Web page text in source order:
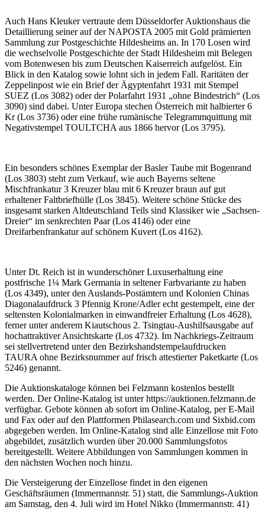
Auch Hans Kleuker vertraute dem Düsseldorfer Auktionshaus die
Detaillierung seiner auf der NAPOSTA 2005 mit Gold prämierten
Sammlung zur Postgeschichte Hildesheims an. In 170 Losen wird
die wechselvolle Postgeschichte der Stadt Hildesheim mit Belegen
vom Botenwesen bis zum Deutschen Kaiserreich aufgelöst. Ein
Blick in den Katalog sowie lohnt sich in jedem Fall. Raritäten der
Zeppelinpost wie ein Brief der Ägyptenfahrt 1931 mit Stempel
SUEZ (Los 3082) oder der Polarfahrt 1931 „ohne Bindestrich“ (Los
3090) sind dabei. Unter Europa stechen Österreich mit halbierter 6
Kr (Los 3736) oder eine frühe rumänische Telegrammquittung mit
Negativstempel TOULTCHA aus 1866 hervor (Los 3795).
Ein besonders schönes Exemplar der Basler Taube mit Bogenrand
(Los 3803) steht zum Verkauf, wie auch Bayerns seltene
Mischfrankatur 3 Kreuzer blau mit 6 Kreuzer braun auf gut
erhaltener Faltbriefhülle (Los 3845). Weitere schöne Stücke des
insgesamt starken Altdeutschland Teils sind Klassiker wie „Sachsen-
Dreier“ im senkrechten Paar (Los 4146) oder eine
Dreifarbenfrankatur auf schönem Kuvert (Los 4162).
Unter Dt. Reich ist in wunderschöner Luxuserhaltung eine
postfrische 1¼ Mark Germania in seltener Farbvariante zu haben
(Los 4349), unter den Auslands-Postämtern und Kolonien Chinas
Diagonalaufdruck 3 Pfennig Krone/Adler echt gestempelt, eine der
seltensten Kolonialmarken in einwandfreier Erhaltung (Los 4628),
ferner unter anderem Kiautschous 2. Tsingtau-Aushilfsausgabe auf
hochattraktiver Ansichtskarte (Los 4732). Im Nachkriegs-Zeitraum
sei stellvertretend unter den Bezirkshandstempelaufdrucken
TAURA ohne Bezirksnummer auf frisch attestierter Paketkarte (Los
5246) genannt.
Die Auktionskataloge können bei Felzmann kostenlos bestellt
werden. Der Online-Katalog ist unter https://auktionen.felzmann.de
verfügbar. Gebote können ab sofort im Online-Katalog, per E-Mail
und Fax oder auf den Plattformen Philasearch.com und Sixbid.com
abgegeben werden. Im Online-Katalog sind alle Einzellose mit Foto
abgebildet, zusätzlich wurden über 20.000 Sammlungsfotos
bereitgestellt. Weitere Abbildungen von Sammlungen kommen in
den nächsten Wochen noch hinzu.
Die Versteigerung der Einzellose findet in den eigenen
Geschäftsräumen (Immermannstr. 51) statt, die Sammlungs-Auktion
am Samstag, den 4. Juli wird im Hotel Nikko (Immermannstr. 41)